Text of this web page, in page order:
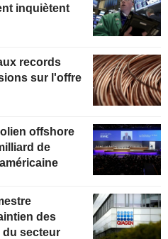
inquiètent
records
sur l'offre
de
des
du secteur